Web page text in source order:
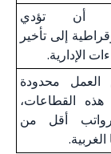
أن تؤدي
إلى تأخير
الإدارية.
محدودة
هذه القطاعات،
أقل من
الغربية.